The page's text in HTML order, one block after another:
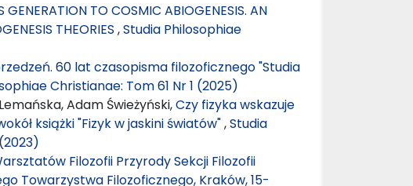
GENERATION TO COSMIC ABIOGENESIS. AN
THEORIES ,Studia Philosophiae
60 lat czasopisma filozoficznego "Studia
Christianae: Tom 61 Nr 1 (2025)
Adam Świeżyński,Czy fizyka wskazuje
książki "Fizyk w jaskini światów",Studia
Filozofii Przyrody Sekcji Filozofii
Towarzystwa Filozoficznego, Kraków, 15-